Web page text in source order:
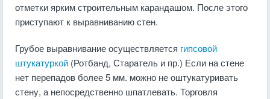
отметки ярким строительным карандашом. После этого
приступают к выравниванию стен.
Грубое выравнивание осуществляется гипсовой
штукатуркой (Ротбанд, Старатель и пр.) Если на стене
нет перепадов более 5 мм. можно не оштукатуривать
стену, а непосредственно шпатлевать. Торговля